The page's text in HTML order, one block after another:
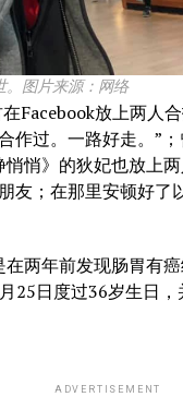
。图片来源：网络
Facebook放上两人
作过。一路好走。”
悄悄》的狄妃也放上
友；在那里安顿好了
两年前发现肠胃有
25日度过36岁生日
ADVERTISEMENT